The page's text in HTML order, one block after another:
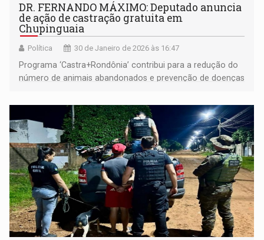
DR. FERNANDO MÁXIMO: Deputado anuncia
de ação de castração gratuita em
Chupinguaia
Política 30 de Janeiro de 2026 às 16:47
Programa ‘Castra+Rondônia’ contribui para a redução do
número de animais abandonados e prevenção de doenças